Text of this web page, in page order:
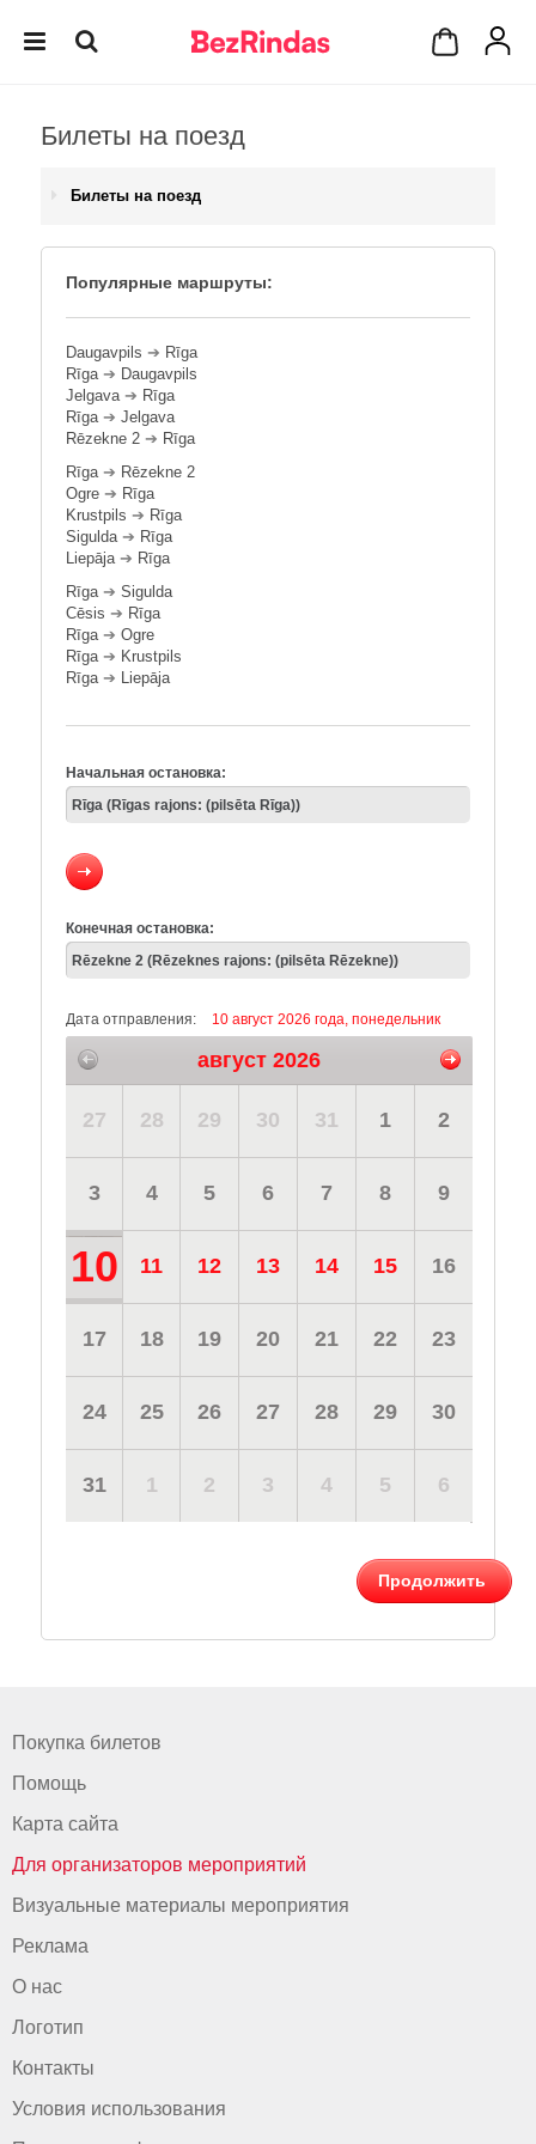
Билеты на поезд
Билеты на поезд
Популярные маршруты:
Daugavpils ➔ Rīga
Rīga➔ Daugavpils
Jelgava➔ Rīga
Rīga➔ Jelgava
Rēzekne 2 ➔ Rīga
Rīga➔ Rēzekne 2
Ogre ➔ Rīga
Krustpils ➔ Rīga
Sigulda➔ Rīga
Liepāja➔ Rīga
Rīga➔ Sigulda
Cēsis ➔ Rīga
Rīga➔ Ogre
Rīga➔ Krustpils
Rīga➔ Liepāja
Начальная остановка:
Конечная остановка:
Дата отправления: 10 август 2026 года, понедельник
август 2026
27 28 29 30 31 1 2
3 4 5 6 7 8 9
10 11 12 13 14 15 16
17 18 19 20 21 22 23
24 25 26 27 28 29 30
31 1 2 3 4 5 6
Продолжить
Покупка билетов
Помощь
Карта сайта
Для организаторов мероприятий
Визуальные материалы мероприятия
Реклама
О нас
Логотип
Контакты
Условия использования